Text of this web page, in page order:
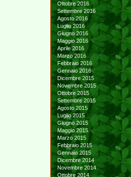
Ottobre 2016
Settembre 2016
Agosto 2016
Luglio 2016
Giugno 2016
Maggio 2016
Aprile 2016
Marzo 2016
Febbraio 2016
Gennaio 2016
Dicembre 2015
Novembre 2015
Ottobre 2015
Settembre 2015
Agosto 2015
Luglio 2015
Giugno 2015
Maggio 2015
Marzo 2015
Febbraio 2015
Gennaio 2015
Dicembre 2014
Novembre 2014
Ottobre 2014